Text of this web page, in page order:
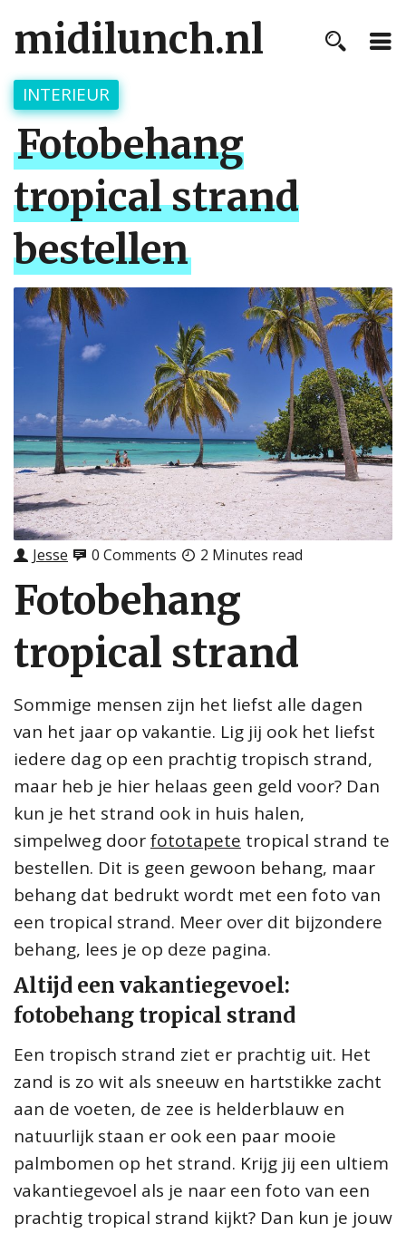
midilunch.nl
INTERIEUR
Fotobehang
tropical strand
bestellen
Jesse 0 Comments 2 Minutes read
Fotobehang
tropical strand
Sommige mensen zijn het liefst alle dagen
van het jaar op vakantie. Lig jij ook het liefst
iedere dag op een prachtig tropisch strand,
maar heb je hier helaas geen geld voor? Dan
kun je het strand ook in huis halen,
simpelweg doorfototapete tropical strand te
bestellen. Dit is geen gewoon behang, maar
behang dat bedrukt wordt met een foto van
een tropical strand. Meer over dit bijzondere
behang, lees je op deze pagina.
Altijd een vakantiegevoel:
fotobehang tropical strand
Een tropisch strand ziet er prachtig uit. Het
zand is zo wit als sneeuw en hartstikke zacht
aan de voeten, de zee is helderblauw en
natuurlijk staan er ook een paar mooie
palmbomen op het strand. Krijg jij een ultiem
vakantiegevoel als je naar een foto van een
prachtig tropical strand kijkt? Dan kun je jouw